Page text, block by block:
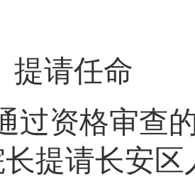
提请任命
过资格审查
提请长安